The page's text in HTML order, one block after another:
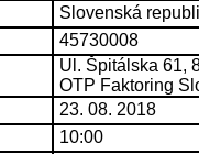
Slovenská
45730008
Ul. Špitálska 61,
OTP Faktoring
23. 08. 2018
10:00